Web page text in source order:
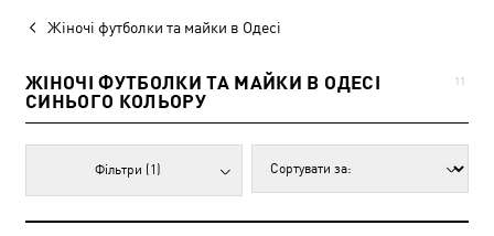
Жіночі футболки та майки в Одесі
ЖІНОЧІ ФУТБОЛКИ ТА МАЙКИ В ОДЕСІ
СИНЬОГО КОЛЬОРУ
11
Фільтри (1)